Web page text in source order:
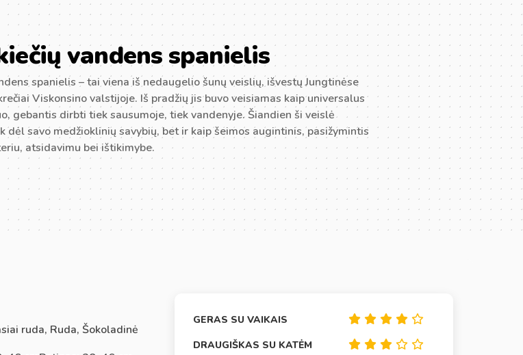
vandens spanielis
spanielis – tai viena iš nedaugelio šunų veislių, išvestų Jungtinėse
Viskonsino valstijoje. Iš pradžių jis buvo veisiamas kaip universalus
gebantis dirbti tiek sausumoje, tiek vandenyje. Šiandien ši veislė
dėl savo medžioklinių savybių, bet ir kaip šeimos augintinis, pasižymintis
atsidavimu bei ištikimybe.
ruda, Ruda, Šokoladinė
GERAS SU VAIKAIS
DRAUGIŠKAS SU KATĖM